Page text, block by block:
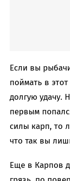
Если вы
поймать в
долгую удачу.
первым
силы карп, то
что так вы
Еще в Карпов